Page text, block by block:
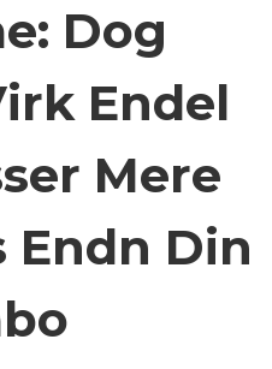
Dog
Endel
Mere
Endn Din